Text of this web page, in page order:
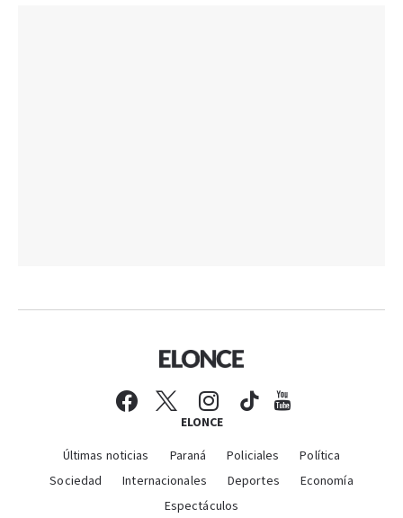
ELONCE
Últimas noticias Paraná Policiales
Política
Sociedad
Internacionales Deportes
Economía
Espectáculos